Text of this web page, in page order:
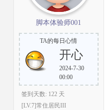
脚本体验师001
TA的每日心情
开心
2024-7-30
00:00
签到天数: 122 天
[LV.7]常住居民III